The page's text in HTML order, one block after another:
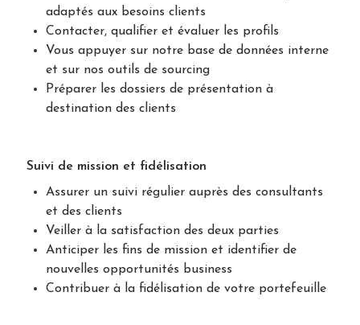
adaptés aux besoins clients
Contacter, qualifier et évaluer les profils
Vous appuyer sur notre base de données interne
et sur nos outils de sourcing
Préparer les dossiers de présentation à
destination des clients
Suivi de mission et fidélisation
Assurer un suivi régulier auprès des consultants
et des clients
Veiller à la satisfaction des deux parties
Anticiper les fins de mission et identifier de
nouvelles opportunités business
Contribuer à la fidélisation de votre portefeuille